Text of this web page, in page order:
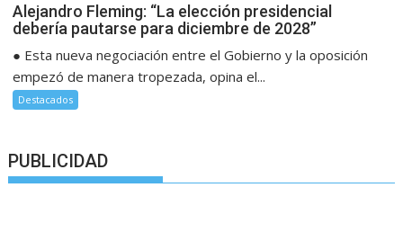
Alejandro Fleming: “La elección presidencial
debería pautarse para diciembre de 2028”
● Esta nueva negociación entre el Gobierno y la oposición
empezó de manera tropezada, opina el...
Destacados
PUBLICIDAD